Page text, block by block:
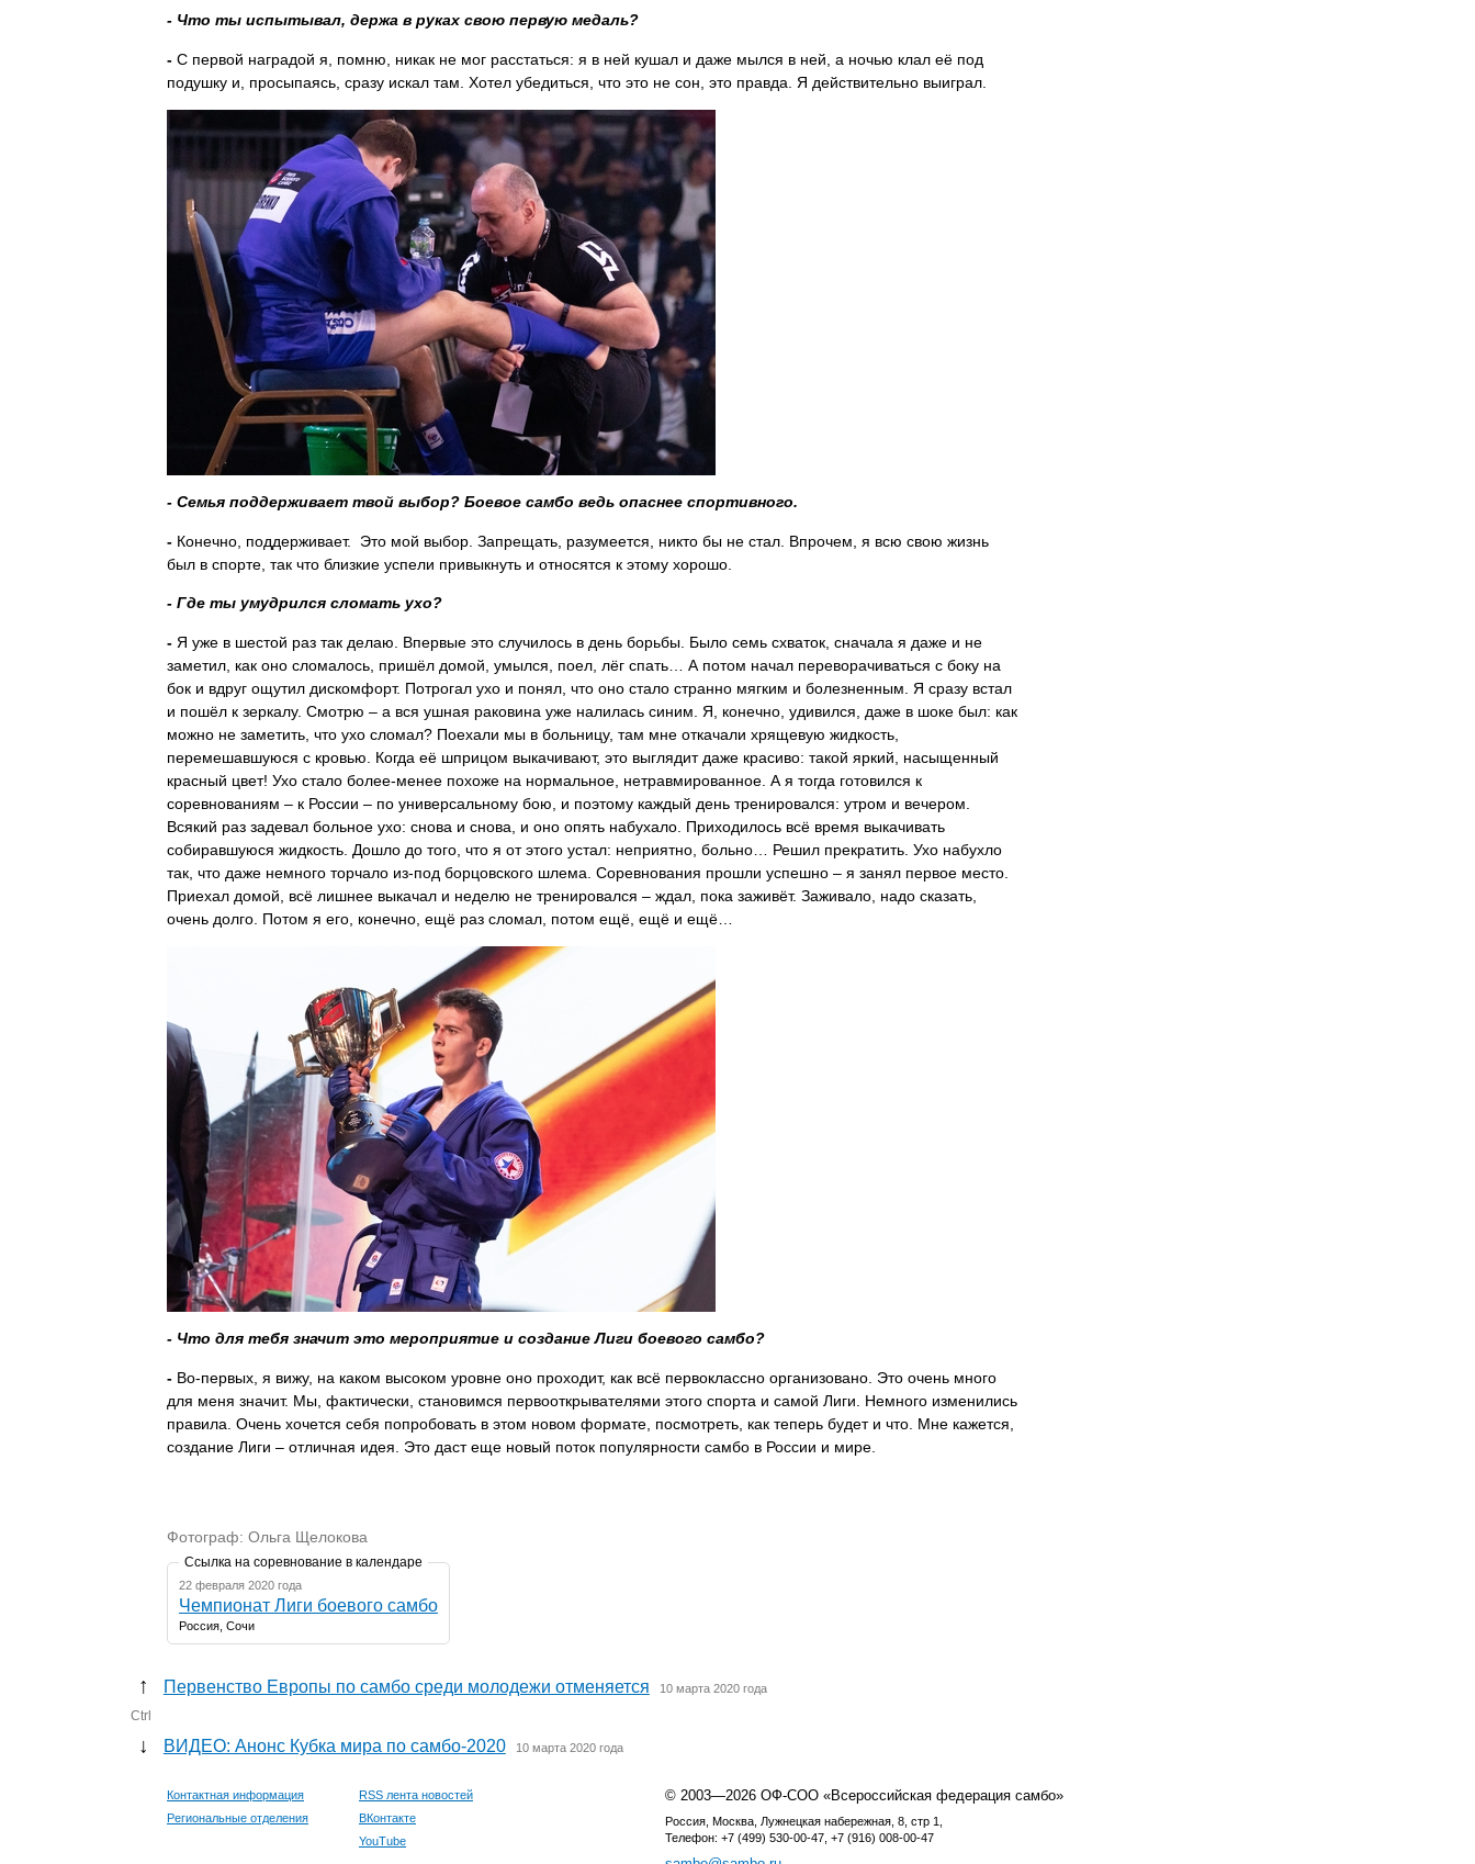
- Что ты испытывал, держа в руках свою первую медаль?
- С первой наградой я, помню, никак не мог расстаться: я в ней кушал и даже мылся в ней, а ночью клал её под
подушку и, просыпаясь, сразу искал там. Хотел убедиться, что это не сон, это правда. Я действительно выиграл.
- Семья поддерживает твой выбор? Боевое самбо ведь опаснее спортивного.
- Конечно, поддерживает.
Это мой выбор. Запрещать, разумеется, никто бы не стал. Впрочем, я всю свою жизнь
был в спорте, так что близкие успели привыкнуть и относятся к этому хорошо.
- Где ты умудрился сломать ухо?
- Я уже в шестой раз так делаю. Впервые это случилось в день борьбы. Было семь схваток, сначала я даже и не
заметил, как оно сломалось, пришёл домой, умылся, поел, лёг спать… А потом начал переворачиваться с боку на
бок и вдруг ощутил дискомфорт. Потрогал ухо и понял, что оно стало странно мягким и болезненным. Я сразу встал
и пошёл к зеркалу. Смотрю – а вся ушная раковина уже налилась синим. Я, конечно, удивился, даже в шоке был: как
можно не заметить, что ухо сломал? Поехали мы в больницу, там мне откачали хрящевую жидкость,
перемешавшуюся с кровью.
Когда её шприцом выкачивают, это выглядит даже красиво: такой яркий, насыщенный
красный цвет! Ухо стало более-менее похоже на нормальное, нетравмированное. А я тогда готовился к
соревнованиям – к России – по универсальному бою, и поэтому каждый день тренировался: утром и вечером.
Всякий раз задевал больное ухо: снова и снова, и оно опять набухало. Приходилось всё время выкачивать
собиравшуюся жидкость. Дошло до того, что я от этого устал: неприятно, больно… Решил прекратить. Ухо набухло
так, что даже немного торчало из-под борцовского шлема. Соревнования прошли успешно – я занял первое место.
Приехал домой, всё лишнее выкачал и неделю не тренировался – ждал, пока заживёт. Заживало, надо сказать,
очень долго. Потом я его, конечно, ещё раз сломал, потом ещё, ещё и ещё…
- Что для тебя значит это мероприятие и создание Лиги боевого самбо?
- Во-первых, я вижу, на каком высоком уровне оно проходит, как всё первоклассно организовано. Это очень много
для меня значит. Мы, фактически, становимся первооткрывателями этого спорта и самой Лиги. Немного изменились
правила. Очень хочется себя попробовать в этом новом формате, посмотреть, как теперь будет и что. Мне кажется,
создание Лиги – отличная идея. Это даст еще новый поток популярности самбо в России и мире.
Фотограф: Ольга Щелокова
Ссылка на соревнование в календаре
22 февраля 2020 года
Чемпионат Лиги боевого самбо
Россия, Сочи
↑ Первенство Европы по самбо среди молодежи отменяется 10 марта 2020 года
Ctrl
↓ ВИДЕО: Анонс Кубка мира по самбо-2020 10 марта 2020 года
Контактная информация
Региональные отделения
RSS лента новостей
ВКонтакте
YouTube
© 2003—2026 ОФ-СОО «Всероссийская федерация самбо»
Россия, Москва, Лужнецкая набережная, 8, стр 1,
Телефон: +7 (499) 530-00-47, +7 (916) 008-00-47